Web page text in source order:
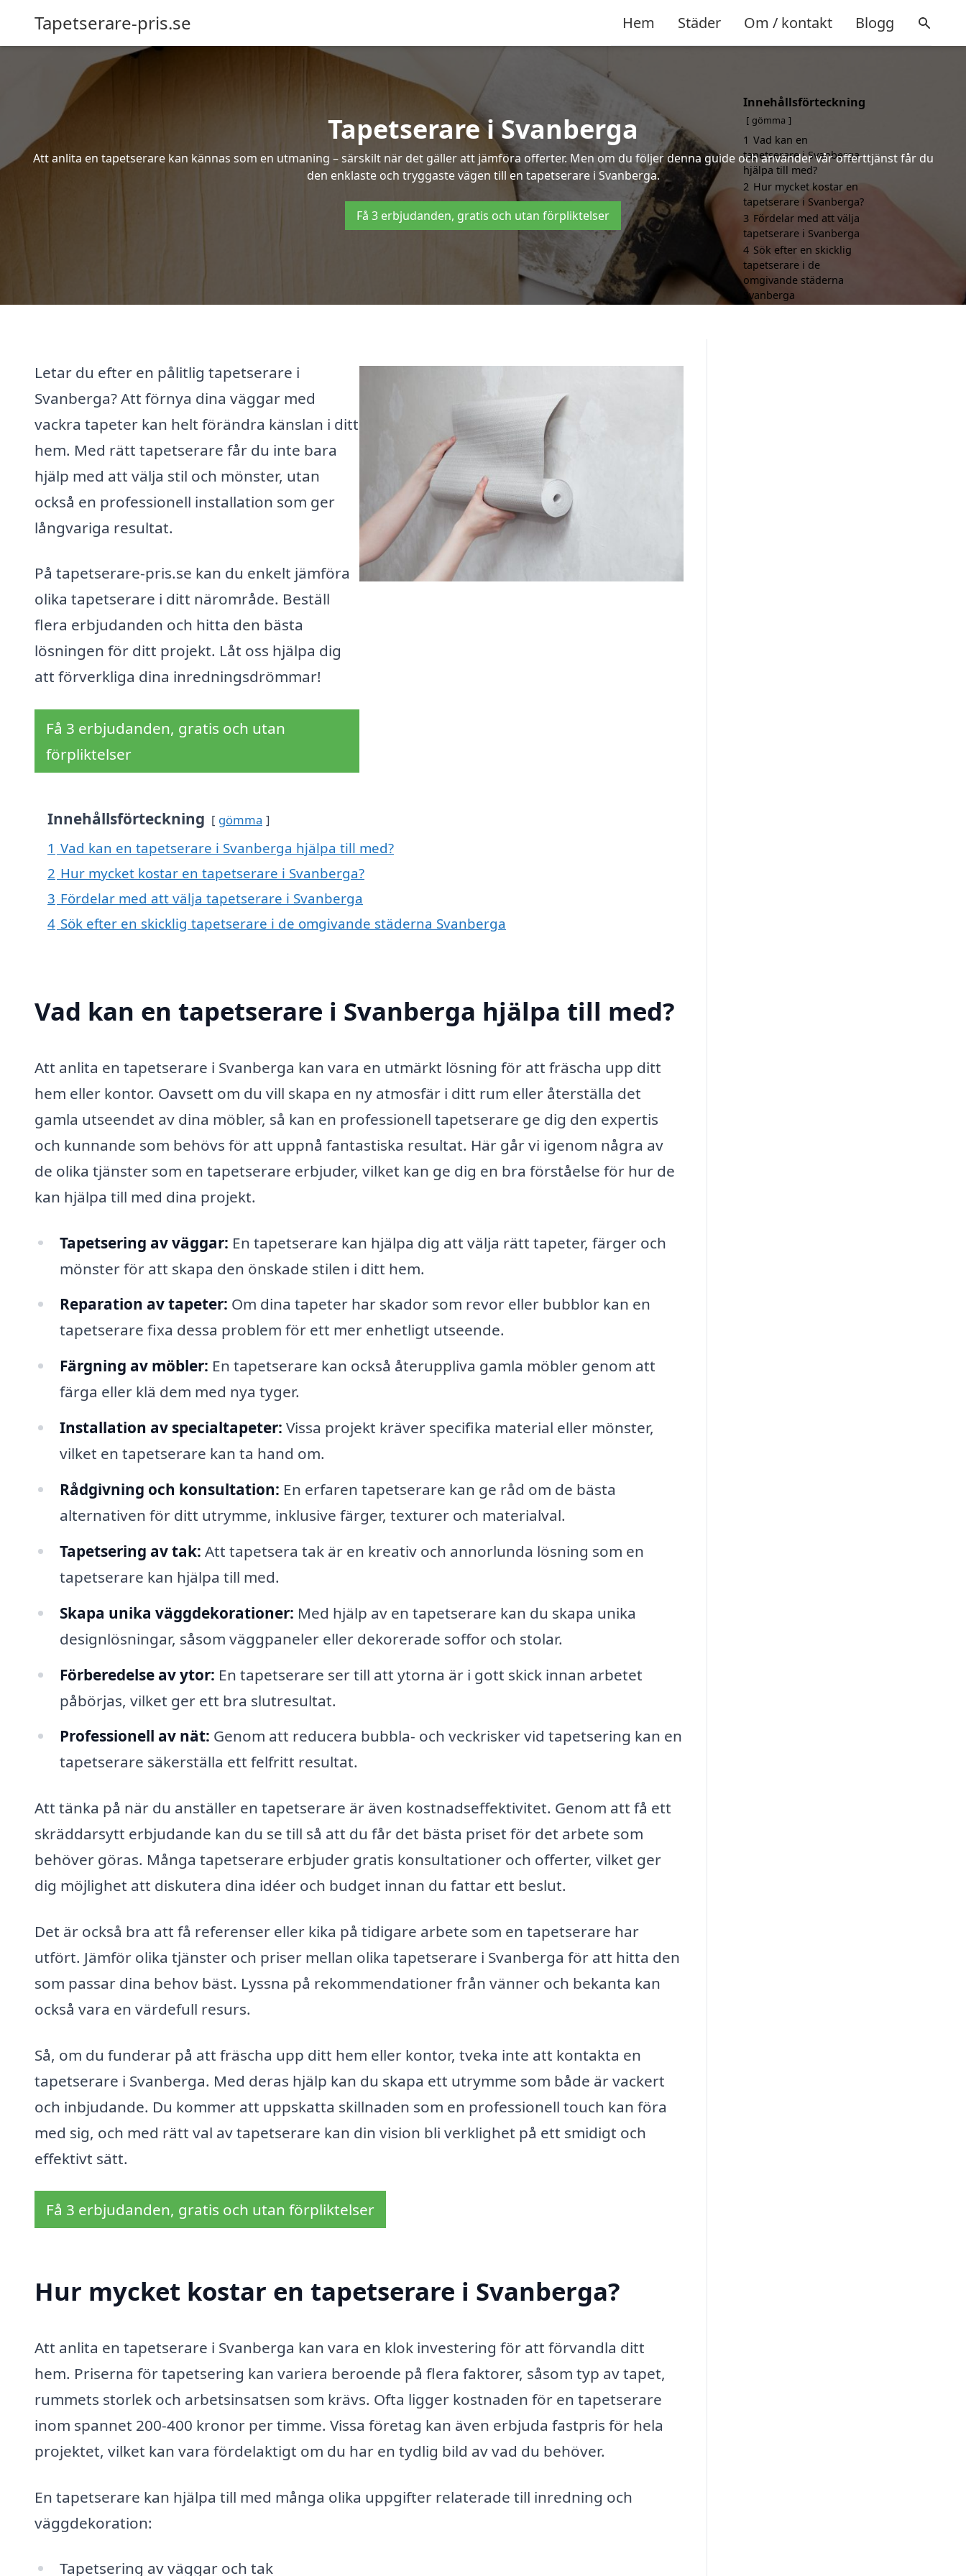
Tapetserare-pris.se Hem Städer Om / kontakt Blogg
Tapetserare i Svanberga
Att anlita en tapetserare kan kännas som en utmaning – särskilt när det gäller att jämföra offerter. Men om du följer denna guide och använder vår offerttjänst får du
den enklaste och tryggaste vägen till en tapetserare i Svanberga.
Få 3 erbjudanden, gratis och utan förpliktelser
Letar du efter en pålitlig tapetserare i
Svanberga? Att förnya dina väggar med
vackra tapeter kan helt förändra känslan i ditt
hem. Med rätt tapetserare får du inte bara
hjälp med att välja stil och mönster, utan
också en professionell installation som ger
långvariga resultat.
På tapetserare-pris.se kan du enkelt jämföra
olika tapetserare i ditt närområde. Beställ
flera erbjudanden och hitta den bästa
lösningen för ditt projekt. Låt oss hjälpa dig
att förverkliga dina inredningsdrömmar!
Få 3 erbjudanden, gratis och utan
förpliktelser
Innehållsförteckning gömma
1 Vad kan en tapetserare i Svanberga hjälpa till med?
2 Hur mycket kostar en tapetserare i Svanberga?
3 Fördelar med att välja tapetserare i Svanberga
4 Sök efter en skicklig tapetserare i de omgivande städerna Svanberga
Vad kan en tapetserare i Svanberga hjälpa till med?
Att anlita en tapetserare i Svanberga kan vara en utmärkt lösning för att fräscha upp ditt
hem eller kontor. Oavsett om du vill skapa en ny atmosfär i ditt rum eller återställa det
gamla utseendet av dina möbler, så kan en professionell tapetserare ge dig den expertis
och kunnande som behövs för att uppnå fantastiska resultat. Här går vi igenom några av
de olika tjänster som en tapetserare erbjuder, vilket kan ge dig en bra förståelse för hur de
kan hjälpa till med dina projekt.
Tapetsering av väggar: En tapetserare kan hjälpa dig att välja rätt tapeter, färger och
mönster för att skapa den önskade stilen i ditt hem.
Reparation av tapeter: Om dina tapeter har skador som revor eller bubblor kan en
tapetserare fixa dessa problem för ett mer enhetligt utseende.
Färgning av möbler: En tapetserare kan också återuppliva gamla möbler genom att
färga eller klä dem med nya tyger.
Installation av specialtapeter: Vissa projekt kräver specifika material eller mönster,
vilket en tapetserare kan ta hand om.
Rådgivning och konsultation: En erfaren tapetserare kan ge råd om de bästa
alternativen för ditt utrymme, inklusive färger, texturer och materialval.
Tapetsering av tak: Att tapetsera tak är en kreativ och annorlunda lösning som en
tapetserare kan hjälpa till med.
Skapa unika väggdekorationer: Med hjälp av en tapetserare kan du skapa unika
designlösningar, såsom väggpaneler eller dekorerade soffor och stolar.
Förberedelse av ytor: En tapetserare ser till att ytorna är i gott skick innan arbetet
påbörjas, vilket ger ett bra slutresultat.
Professionell av nät: Genom att reducera bubbla- och veckrisker vid tapetsering kan en
tapetserare säkerställa ett felfritt resultat.
Att tänka på när du anställer en tapetserare är även kostnadseffektivitet. Genom att få ett
skräddarsytt erbjudande kan du se till så att du får det bästa priset för det arbete som
behöver göras. Många tapetserare erbjuder gratis konsultationer och offerter, vilket ger
dig möjlighet att diskutera dina idéer och budget innan du fattar ett beslut.
Det är också bra att få referenser eller kika på tidigare arbete som en tapetserare har
utfört. Jämför olika tjänster och priser mellan olika tapetserare i Svanberga för att hitta den
som passar dina behov bäst. Lyssna på rekommendationer från vänner och bekanta kan
också vara en värdefull resurs.
Så, om du funderar på att fräscha upp ditt hem eller kontor, tveka inte att kontakta en
tapetserare i Svanberga. Med deras hjälp kan du skapa ett utrymme som både är vackert
och inbjudande. Du kommer att uppskatta skillnaden som en professionell touch kan föra
med sig, och med rätt val av tapetserare kan din vision bli verklighet på ett smidigt och
effektivt sätt.
Få 3 erbjudanden, gratis och utan förpliktelser
Hur mycket kostar en tapetserare i Svanberga?
Att anlita en tapetserare i Svanberga kan vara en klok investering för att förvandla ditt
hem. Priserna för tapetsering kan variera beroende på flera faktorer, såsom typ av tapet,
rummets storlek och arbetsinsatsen som krävs. Ofta ligger kostnaden för en tapetserare
inom spannet 200-400 kronor per timme. Vissa företag kan även erbjuda fastpris för hela
projektet, vilket kan vara fördelaktigt om du har en tydlig bild av vad du behöver.
En tapetserare kan hjälpa till med många olika uppgifter relaterade till inredning och
väggdekoration:
Tapetsering av väggar och tak
Innehållsförteckning
gömma
1 Vad kan en
tapetserare i Svanberga
hjälpa till med?
2 Hur mycket kostar en
tapetserare i Svanberga?
3 Fördelar med att välja
tapetserare i Svanberga
4 Sök efter en skicklig
tapetserare i de
omgivande städerna
Svanberga